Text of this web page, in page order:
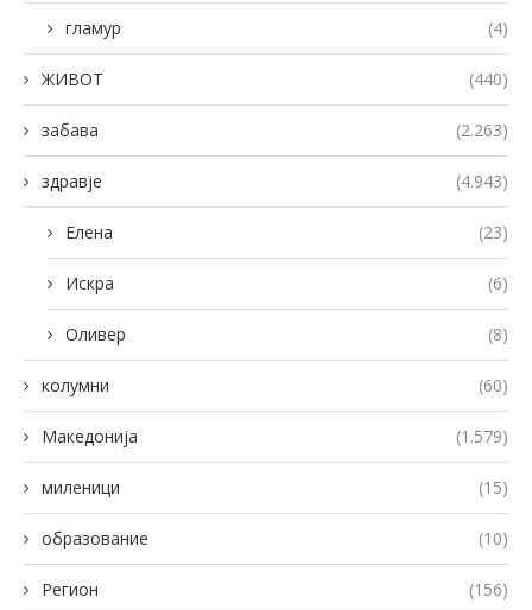
гламур (4)
ЖИВОТ (440)
забава (2.263)
здравје (4.943)
Елена (23)
Искра (6)
Оливер (8)
колумни (60)
Македонија (1.579)
миленици (15)
образование (10)
Регион (156)